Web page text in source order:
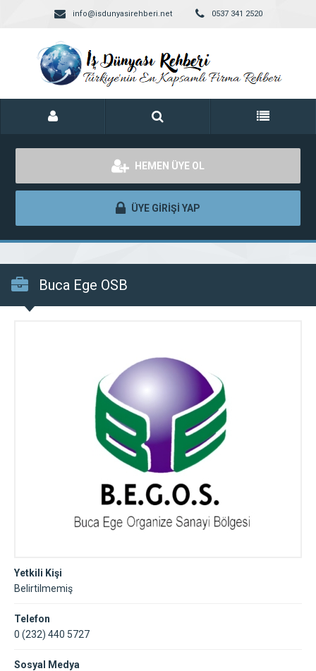
info@isdunyasirehberi.net 0537 341 2520
HEMEN ÜYE OL
ÜYE GİRİŞİ YAP
Buca Ege OSB
Yetkili Kişi
Belirtilmemiş
Telefon
0 (232) 440 5727
Sosyal Medya